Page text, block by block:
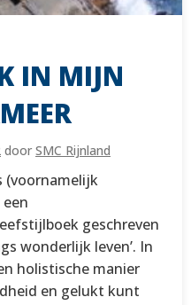
IN MIJN
door SMC Rijnland
(voornamelijk
geschreven
wonderlijk leven’. In
holistische manier
en gelukt kunt